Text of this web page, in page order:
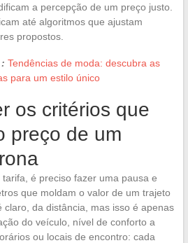
a percepção de um preço justo.
até algoritmos que ajustam
propostos.
Tendências de moda: descubra as
para um estilo único
os critérios que
preço de um
é preciso fazer uma pausa e
que moldam o valor de um trajeto
da distância, mas isso é apenas
do veículo, nível de conforto a
ou locais de encontro: cada